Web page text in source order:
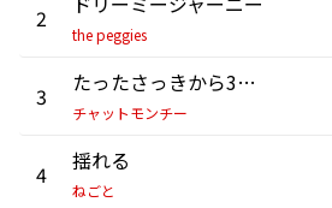
2
the peggies
3 たったさっきから3000年までの話
チャットモンチー
4 揺れる
ねごと